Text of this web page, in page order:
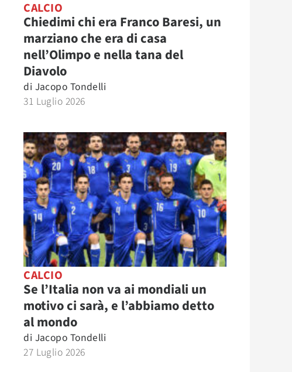
CALCIO
Chiedimi chi era Franco Baresi, un
marziano che era di casa
nell’Olimpo e nella tana del
Diavolo
di Jacopo Tondelli
31 Luglio 2026
CALCIO
Se l’Italia non va ai mondiali un
motivo ci sarà, e l’abbiamo detto
al mondo
di Jacopo Tondelli
27 Luglio 2026